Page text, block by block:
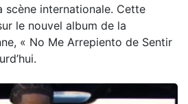
scène internationale. Cette
le nouvel album de la
« No Me Arrepiento de Sentir